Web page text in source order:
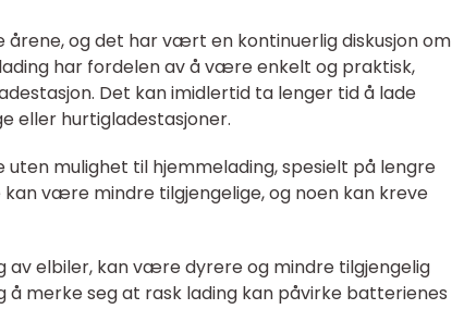
årene, og det har vært en kontinuerlig diskusjon om
har fordelen av å være enkelt og praktisk,
Det kan imidlertid ta lenger tid å lade
eller hurtigladestasjoner.
mulighet til hjemmelading, spesielt på lengre
være mindre tilgjengelige, og noen kan kreve
av elbiler, kan være dyrere og mindre tilgjengelig
merke seg at rask lading kan påvirke batterienes